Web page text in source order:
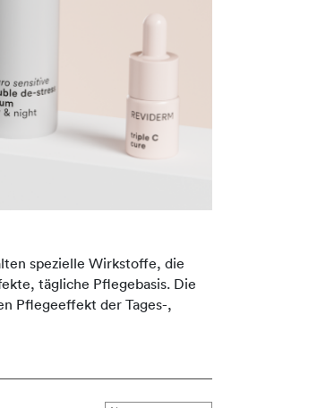
spezielle Wirkstoffe, die
tägliche Pflegebasis. Die
Pflegeeffekt der Tages-,